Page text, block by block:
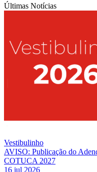
Últimas Notícias
Vestibulinho
AVISO: Publicação do
COTUCA 2027
16 jul 2026